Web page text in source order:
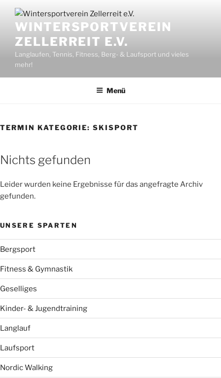
Inhalt
springenWINTERSPORTVEREIN
ZELLERREIT E.V.
Langlaufen, Tennis, Fitness, Berg- & Laufsport und vieles
mehr!
Menü
TERMIN KATEGORIE:SKISPORT
Nichts gefunden
Leider wurden keine Ergebnisse für das angefragte Archiv
gefunden.
UNSERE SPARTEN
Bergsport
Fitness & Gymnastik
Geselliges
Kinder- & Jugendtraining
Langlauf
Laufsport
Nordic Walking